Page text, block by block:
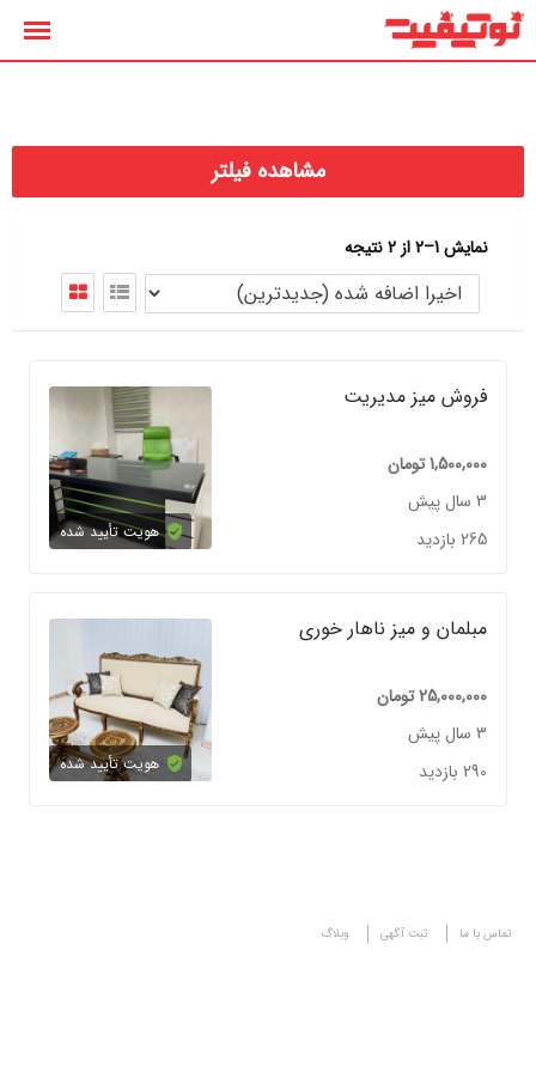
پرش
مشاهده فیلتر
نمایش 1–2 از 2 نتیجه
فروش میز مدیریت
1,500,000تومان
3 سال پیش
265 بازدید
هویت تأیید شده
مبلمان و میز ناهار خوری
25,000,000تومان
3 سال پیش
290 بازدید
هویت تأیید شده
تماس با ما ثبت آگهی وبلاگ